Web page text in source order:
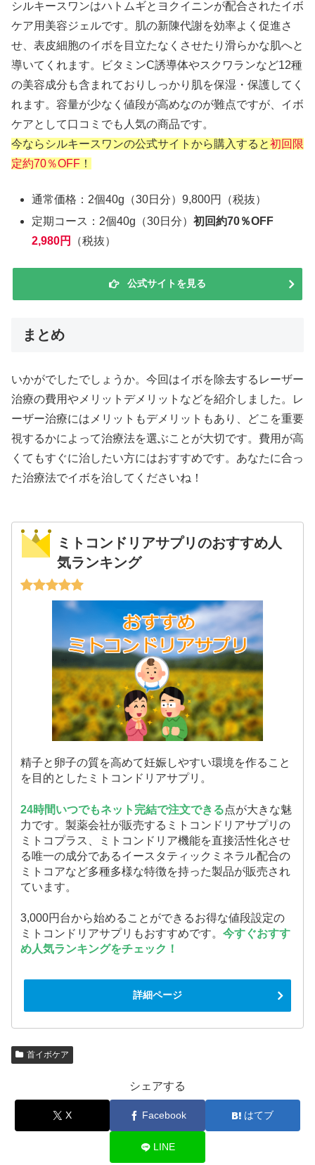
シルキースワンはハトムギとヨクイニンが配合されたイボ
ケア用美容ジェルです。肌の新陳代謝を効率よく促進さ
せ、表皮細胞のイボを目立たなくさせたり滑らかな肌へと
導いてくれます。ビタミンC誘導体やスクワランなど12種
の美容成分も含まれておりしっかり肌を保湿・保護してく
れます。容量が少なく値段が高めなのが難点ですが、イボ
ケアとして口コミでも人気の商品です。
今ならシルキースワンの公式サイトから購入すると初回限
定約70％OFF ！
通常価格：2個40g（30日分）9,800円（税抜）
定期コース：2個40g（30日分）初回約70％OFF
2,980円
（税抜）
公式サイトを見る
まとめ
いかがでしたでしょうか。今回はイボを除去するレーザー
治療の費用やメリットデメリットなどを紹介しました。レ
ーザー治療にはメリットもデメリットもあり、どこを重要
視するかによって治療法を選ぶことが大切です。費用が高
くてもすぐに治したい方にはおすすめです。あなたに合っ
た治療法でイボを治してくださいね！
ミトコンドリアサプリのおすすめ人
気ランキング
精子と卵子の質を高めて妊娠しやすい環境を作ること
を目的としたミトコンドリアサプリ。
24時間いつでもネット完結で注文できる点が大きな魅
力です。製薬会社が販売するミトコンドリアサプリの
ミトコプラス、ミトコンドリア機能を直接活性化させ
る唯一の成分であるイースタティックミネラル配合の
ミトコアなど多種多様な特徴を持った製品が販売され
ています。
3,000円台から始めることができるお得な値段設定の
ミトコンドリアサプリもおすすめです。今すぐおすす
め人気ランキングをチェック！
詳細ページ
首イボケア
シェアする
X Facebook はてブ
LINE